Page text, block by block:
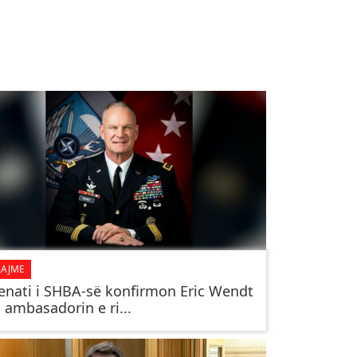
i SHBA-së konfirmon Eric Wendt
ambasadorin e ri...